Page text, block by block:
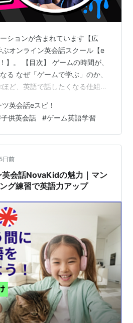
ションが含まれています【広
オンライン英会話スクール【e
】。 【目次】 ゲームの時間が、
る なぜ「ゲームで学ぶ」のか、
ど、英語で話したくなる仕組み
績 メディアでも注目される、新
んなご家庭におすすめしたいサ
れとステップアップの仕組み ま
まる英語学習を ゲームの時間
になる 「うちの子、ゲームばか
んな…
英会話eスピ！
子供英会話 #ゲーム英語学習
日前
会話NovaKidの魅力｜マン
グ練習で英語力アップ